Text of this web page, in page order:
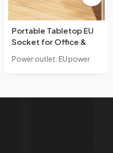
Portable Tabletop EU
Socket for Office &
A+C Output Ports for
Power outlet: EU power